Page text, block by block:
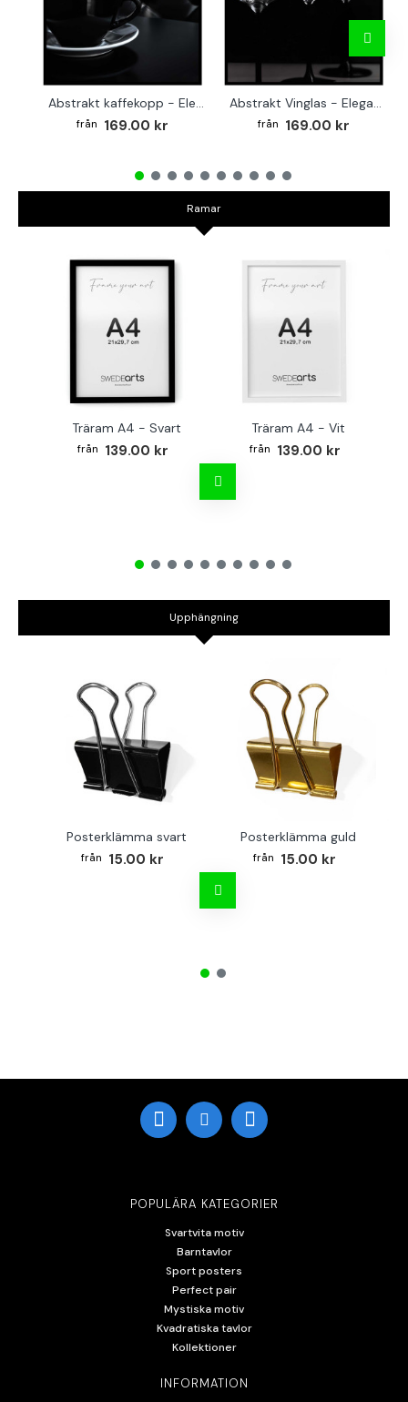
Abstrakt kaffekopp - Elegant kvadratisk köksaffisch
169.00 kr
Abstrakt Vinglas - Elegant kvadratisk affisch till köket
169.00 kr
Ramar
Träram A4 - Svart
139.00 kr
Träram A4 - Vit
139.00 kr
Upphängning
Posterklämma svart
15.00 kr
Posterklämma guld
15.00 kr
POPULÄRA KATEGORIER
Svartvita motiv
Barntavlor
Sport posters
Perfect pair
Mystiska motiv
Kvadratiska tavlor
Kollektioner
INFORMATION